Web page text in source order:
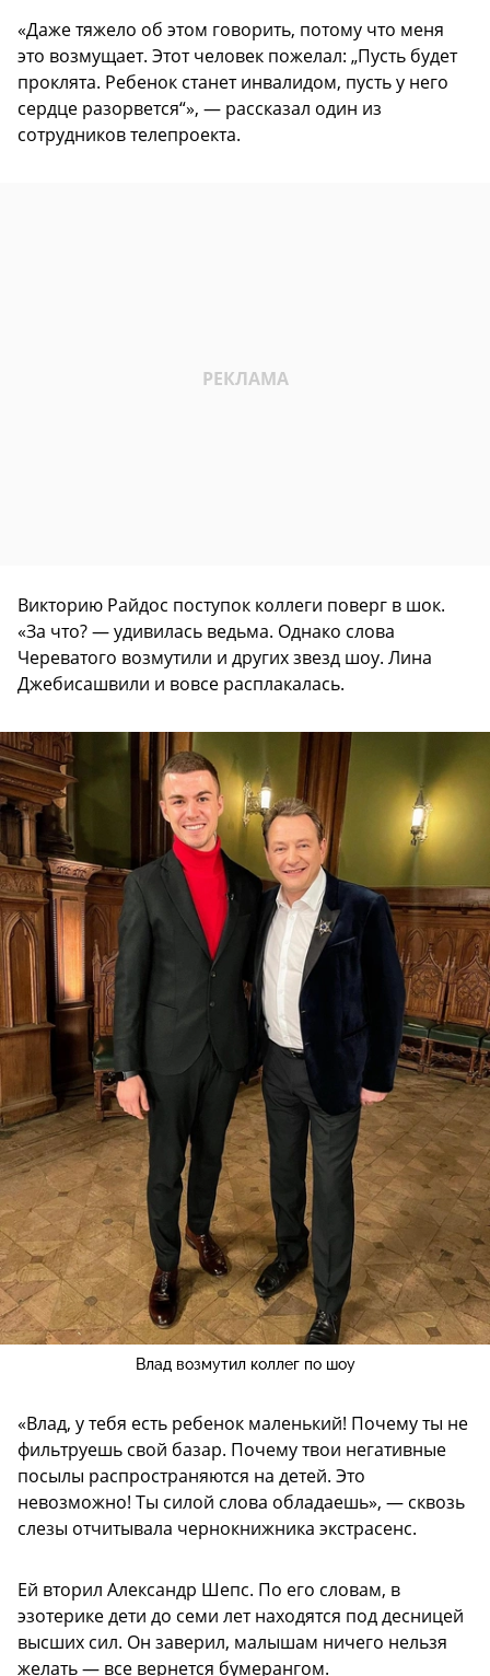
«Даже тяжело об этом говорить, потому что меня
это возмущает. Этот человек пожелал: „Пусть будет
проклята. Ребенок станет инвалидом, пусть у него
сердце разорвется“», — рассказал один из
сотрудников телепроекта.
Викторию Райдос поступок коллеги поверг в шок.
«За что? — удивилась ведьма. Однако слова
Череватого возмутили и других звезд шоу. Лина
Джебисашвили и вовсе расплакалась.
Влад возмутил коллег по шоу
«Влад, у тебя есть ребенок маленький! Почему ты не
фильтруешь свой базар. Почему твои негативные
посылы распространяются на детей. Это
невозможно! Ты силой слова обладаешь», — сквозь
слезы отчитывала чернокнижника экстрасенс.
Ей вторил Александр Шепс. По его словам, в
эзотерике дети до семи лет находятся под десницей
высших сил. Он заверил, малышам ничего нельзя
желать — все вернется бумерангом.